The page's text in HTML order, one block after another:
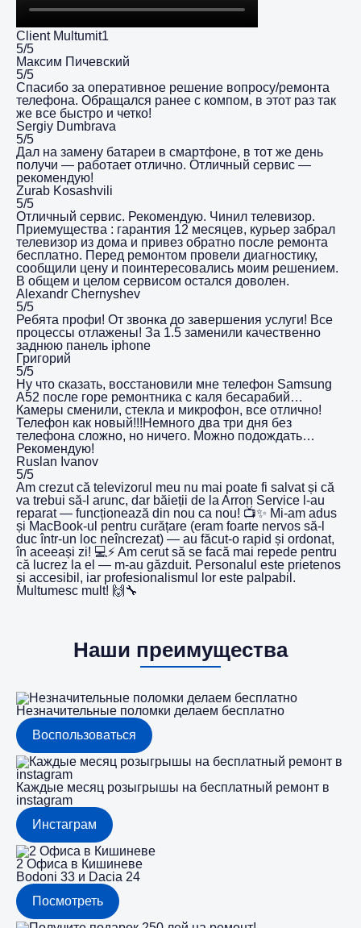
Client Multumit1
5/5
Максим Пичевский
5/5
Спасибо за оперативное решение вопросу/ремонта
телефона. Обращался ранее с компом, в этот раз так
же все быстро и четко!
Sergiy Dumbrava
5/5
Дал на замену батареи в смартфоне, в тот же день
получи — работает отлично. Отличный сервис —
рекомендую!
Zurab Kosashvili
5/5
Отличный сервис. Рекомендую. Чинил телевизор.
Приемущества : гарантия 12 месяцев, курьер забрал
телевизор из дома и привез обратно после ремонта
бесплатно. Перед ремонтом провели диагностику,
сообщили цену и поинтересовались моим решением.
В общем и целом сервисом остался доволен.
Alexandr Chernyshev
5/5
Ребята профи! От звонка до завершения услуги! Все
процессы отлажены! За 1.5 заменили качественно
заднюю панель iphone
Григорий
5/5
Ну что сказать, восстановили мне телефон Samsung
A52 после горе ремонтника с каля бесарабий…
Камеры сменили, стекла и микрофон, все отлично!
Телефон как новый!!!Немного два три дня без
телефона сложно, но ничего. Можно подождать…
Рекомендую!
Ruslan Ivanov
5/5
Am crezut că televizorul meu nu mai poate fi salvat și că
va trebui să-l arunc, dar băieții de la Arron Service l-au
reparat — funcționează din nou ca nou! 📺✨ Mi-am adus
și MacBook-ul pentru curățare (eram foarte nervos să-l
duc într-un loc neîncrezat) — au făcut-o rapid și ordonat,
în aceeași zi! 💻⚡️ Am cerut să se facă mai repede pentru
că lucrez la el — m-au găzduit. Personalul este prietenos
și accesibil, iar profesionalismul lor este palpabil.
Multumesc mult! 🙌🔧
Наши преимущества
Незначительные поломки делаем бесплатно
Воспользоваться
Каждые месяц розыгрышы на бесплатный ремонт в
instagram
Инстаграм
2 Офиса в Кишиневе
Bodoni 33 и Dacia 24
Посмотреть